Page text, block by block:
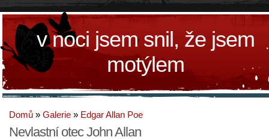
v noci jsem snil, že jsem
motýlem
Domů » Galerie » Edgar Allan Poe
Nevlastní otec John Allan